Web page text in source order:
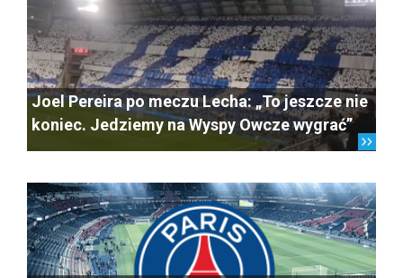
Joel Pereira po meczu Lecha: „To jeszcze nie
koniec. Jedziemy na Wyspy Owcze wygrać”